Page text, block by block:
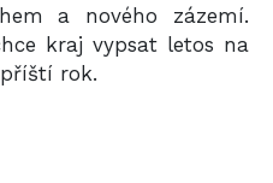
a nového zázemí.
kraj vypsat letos na
rok.